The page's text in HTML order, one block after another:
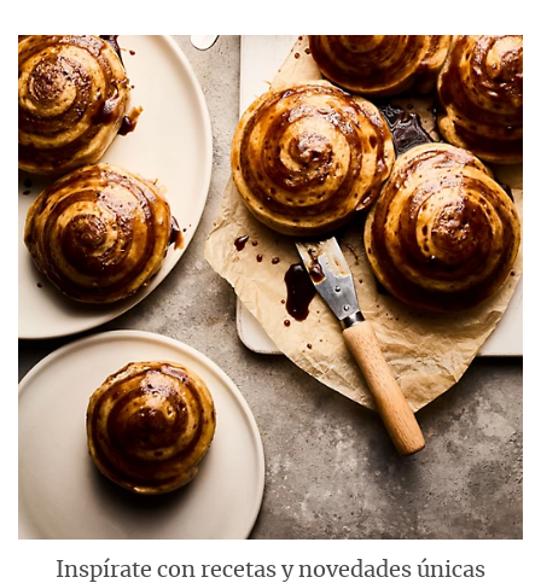
Inspírate con recetas y novedades únicas